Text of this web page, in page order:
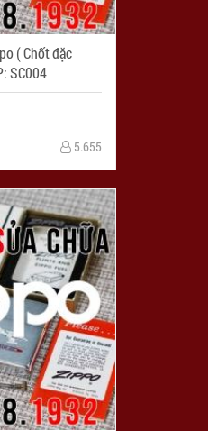
( Chốt đặc
SP: SC004
5.655